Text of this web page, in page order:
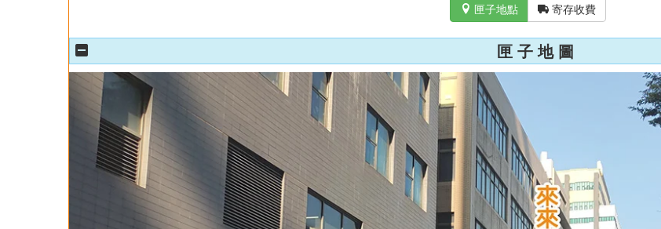
 匣子地點 寄存收費
匣 子 地 圖